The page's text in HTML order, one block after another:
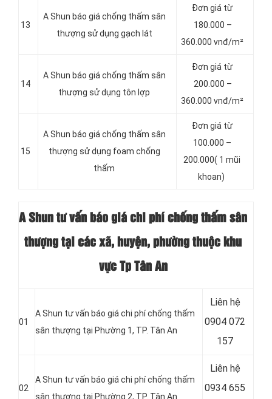
13
A Shun báo giá chống thấm sân
thượng sử dụng gạch lát
Đơn giá từ
180.000 –
360.000 vnđ/m²
14
A Shun báo giá chống thấm sân
thượng sử dụng tôn lợp
Đơn giá từ
200.000 –
360.000 vnđ/m²
15
A Shun báo giá chống thấm sân
thượng sử dụng foam chống
thấm
Đơn giá từ
100.000 –
200.000( 1 mũi
khoan)
A Shun tư vấn báo giá chi phí chống thấm sân
thượng tại các xã, huyện, phường thuộc khu
vực Tp Tân An
01
A Shun tư vấn báo giá chi phí chống thấm
sân thượng tại Phường 1, TP. Tân An
Liên hệ
0904 072
157
02
A Shun tư vấn báo giá chi phí chống thấm
sân thượng tại Phường 2, TP. Tân An
Liên hệ
0934 655